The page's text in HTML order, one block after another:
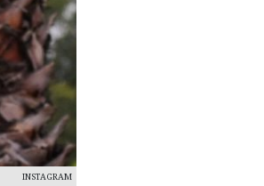
INSTAGRAM